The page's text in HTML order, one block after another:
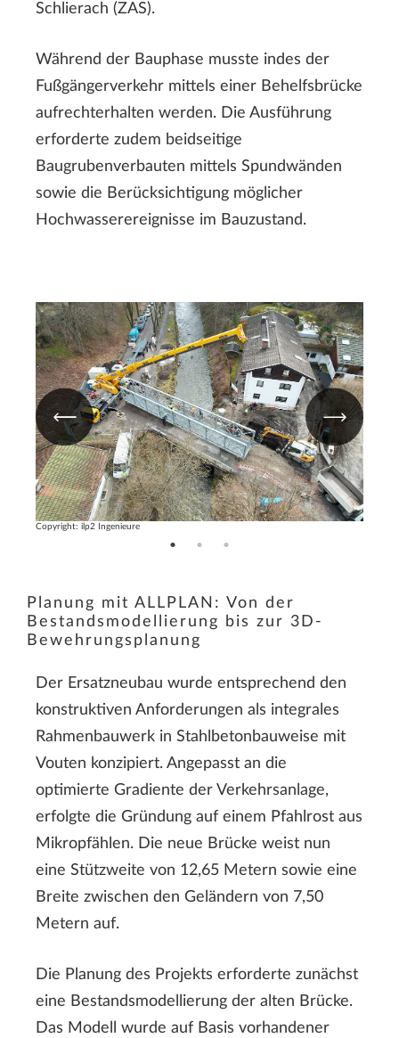
Schlierach (ZAS).
Während der Bauphase musste indes der
Fußgängerverkehr mittels einer Behelfsbrücke
aufrechterhalten werden. Die Ausführung
erforderte zudem beidseitige
Baugrubenverbauten mittels Spundwänden
sowie die Berücksichtigung möglicher
Hochwasserereignisse im Bauzustand.
Copyright: ilp2 Ingenieure
Planung mit ALLPLAN: Von der
Bestandsmodellierung bis zur 3D-
Bewehrungsplanung
Der Ersatzneubau wurde entsprechend den
konstruktiven Anforderungen als integrales
Rahmenbauwerk in Stahlbetonbauweise mit
Vouten konzipiert. Angepasst an die
optimierte Gradiente der Verkehrsanlage,
erfolgte die Gründung auf einem Pfahlrost aus
Mikropfählen. Die neue Brücke weist nun
eine Stützweite von 12,65 Metern sowie eine
Breite zwischen den Geländern von 7,50
Metern auf.
Die Planung des Projekts erforderte zunächst
eine Bestandsmodellierung der alten Brücke.
Das Modell wurde auf Basis vorhandener